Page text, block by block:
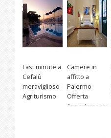
Last minute a
Cefalù
meraviglioso
Agriturismo
Camere in
affitto a
Palermo
Offerta
Appartamento